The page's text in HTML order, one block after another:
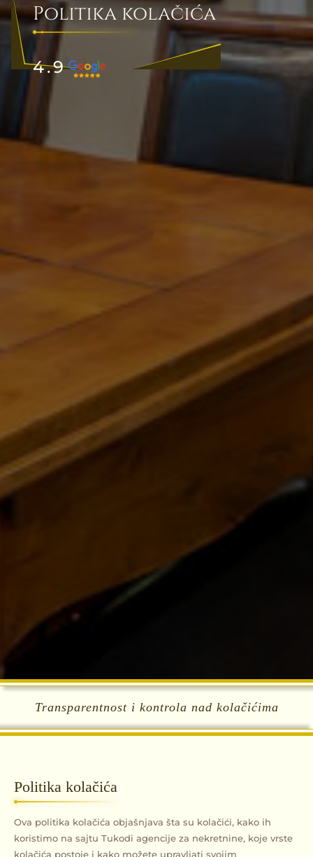
Politika kolačića
4.9
Transparentnost i kontrola nad kolačićima
Politika kolačića
Ova politika kolačića objašnjava šta su kolačići, kako ih
koristimo na sajtu Tukodi agencije za nekretnine, koje vrste
kolačića postoje i kako možete upravljati svojim